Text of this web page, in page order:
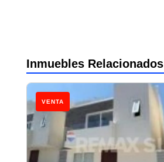
Inmuebles Relacionados
VENTA